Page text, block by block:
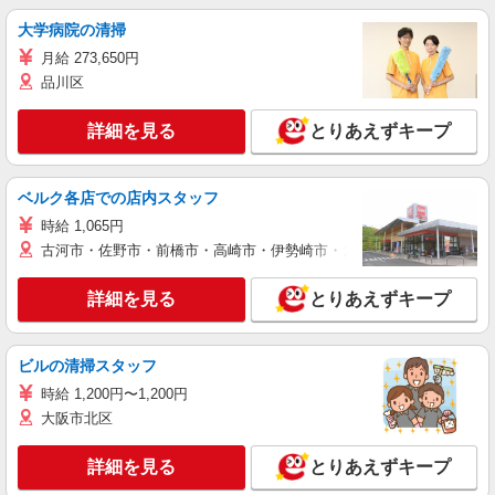
大学病院の清掃
月給 273,650円
品川区
詳細を見る とりあえずキープ
ベルク各店での店内スタッフ
時給 1,065円
古河市・佐野市・前橋市・高崎市・伊勢崎市・太田市・館林市・藤
詳細を見る とりあえずキープ
ビルの清掃スタッフ
時給 1,200円〜1,200円
大阪市北区
詳細を見る とりあえずキープ